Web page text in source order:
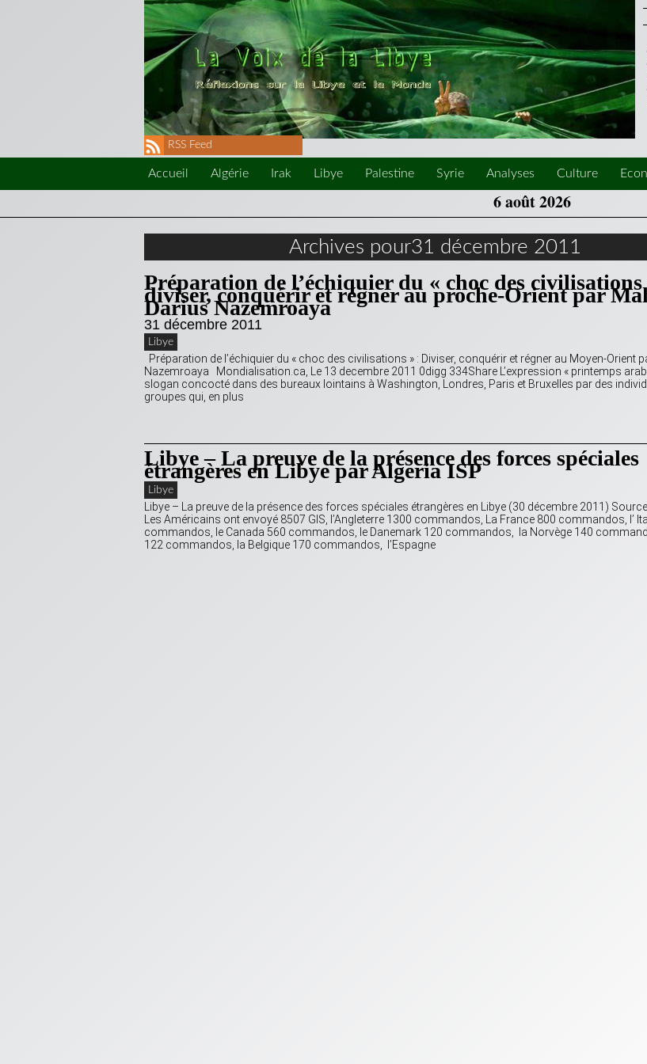
RSS Feed
Accueil Algérie Irak Libye Palestine Syrie Analyses Culture
6 août 2026
Archives pour31 décembre 2011
Préparation de l’échiquier du « choc des civilisations
diviser, conquérir et régner au proche-Orient par
Darius Nazemroaya
31 décembre 2011
Libye
Préparation de l’échiquier du « choc des civilisations » : Diviser, conquérir et régner au Moyen-Orient
Nazemroaya Mondialisation.ca, Le 13 decembre 2011 0digg 334Share L’expression « printemps
slogan concocté dans des bureaux lointains à Washington, Londres, Paris et Bruxelles par des
groupes qui, en plus
Libye – La preuve de la présence des forces spéciales
étrangères en Libye par Algeria ISP
Libye
Libye – La preuve de la présence des forces spéciales étrangères en Libye (30 décembre 2011) Source
Les Américains ont envoyé 8507 GIS, l’Angleterre 1300 commandos, La France 800 commandos, l’
commandos, le Canada 560 commandos, le Danemark 120 commandos, la Norvège 140
122 commandos, la Belgique 170 commandos, l’Espagne